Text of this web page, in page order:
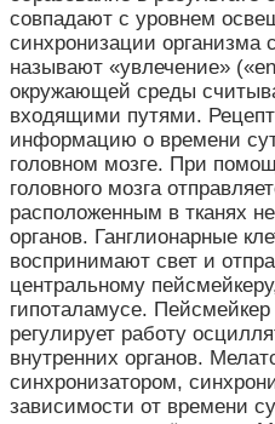
совпадают с уровнем
синхронизации организма
называют «увлечение»
окружающей среды
входящими путями.
информацию о времени
головном мозге. При
головного мозга
расположенным в тканях
органов. Ганглионарные
воспринимают свет и
центральному
гипоталамусе.
регулирует работу
внутренних органов.
синхронизатором,
зависимости от времени